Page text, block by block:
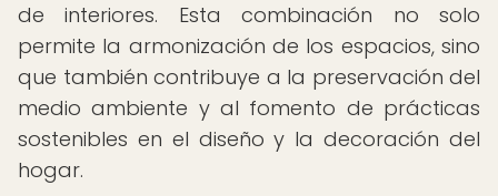
de interiores. Esta combinación no solo
permite la armonización de los espacios, sino
que también contribuye a la preservación del
medio ambiente y al fomento de prácticas
sostenibles en el diseño y la decoración del
hogar.